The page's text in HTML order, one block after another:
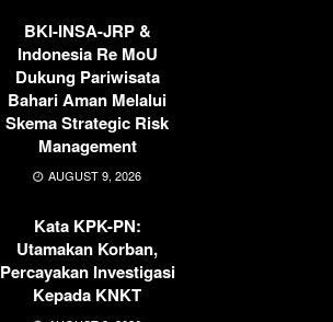
BKI-INSA-JRP &
Indonesia Re MoU
Dukung Pariwisata
Bahari Aman Melalui
Skema Strategic Risk
Management
AUGUST 9, 2026
Kata KPK-PN:
Utamakan Korban,
Percayakan Investigasi
Kepada KNKT